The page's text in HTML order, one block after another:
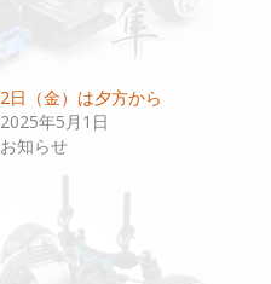
2日（金）は夕方から
2025年5月1日
お知らせ